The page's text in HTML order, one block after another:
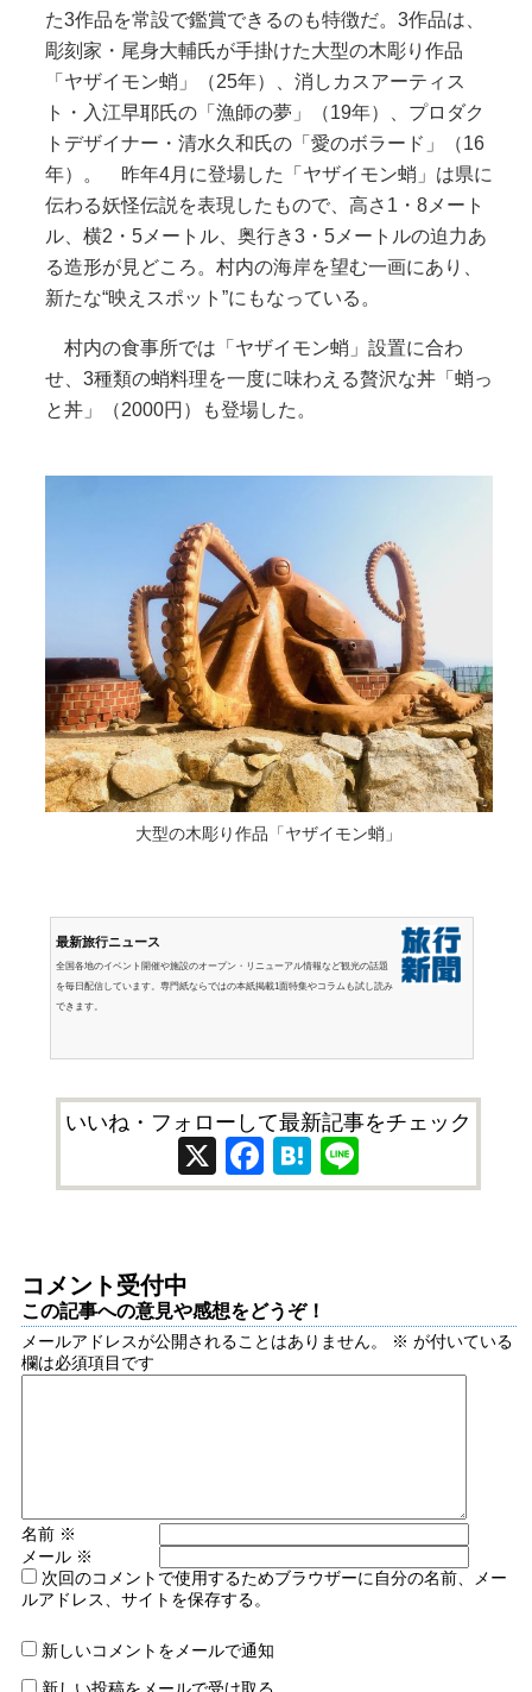
た3作品を常設で鑑賞できるのも特徴だ。3作品は、
彫刻家・尾身大輔氏が手掛けた大型の木彫り作品
「ヤザイモン蛸」（25年）、消しカスアーティス
ト・入江早耶氏の「漁師の夢」（19年）、プロダク
トデザイナー・清水久和氏の「愛のボラード」（16
年）。 昨年4月に登場した「ヤザイモン蛸」は県に
伝わる妖怪伝説を表現したもので、高さ1・8メート
ル、横2・5メートル、奥行き3・5メートルの迫力あ
る造形が見どころ。村内の海岸を望む一画にあり、
新たな“映えスポット”にもなっている。
村内の食事所では「ヤザイモン蛸」設置に合わ
せ、3種類の蛸料理を一度に味わえる贅沢な丼「蛸っ
と丼」（2000円）も登場した。
大型の木彫り作品「ヤザイモン蛸」
最新旅行ニュース
全国各地のイベント開催や施設のオープン・リニューアル情報など観光の話題
を毎日配信しています。専門紙ならではの本紙掲載1面特集やコラムも試し読み
できます。
いいね・フォローして最新記事をチェック
X Facebook
Hatena
コメント受付中
この記事への意見や感想をどうぞ！
メールアドレスが公開されることはありません。 ※ が付いている
欄は必須項目です
名前 ※
メール ※
次回のコメントで使用するためブラウザーに自分の名前、メー
ルアドレス、サイトを保存する。
新しいコメントをメールで通知
新しい投稿をメールで受け取る